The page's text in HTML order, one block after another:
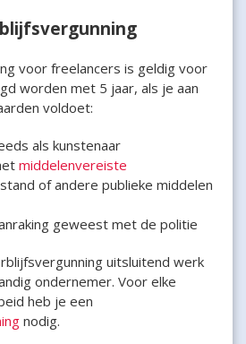
voor freelancers is geldig voor
worden met 5 jaar, als je aan
voldoet:
als kunstenaar
middelenvereiste
of andere publieke middelen
geweest met de politie
uitsluitend werk
ondernemer. Voor elke
heb je een
nodig.